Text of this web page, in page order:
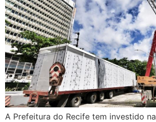
A Prefeitura do Recife tem investido na